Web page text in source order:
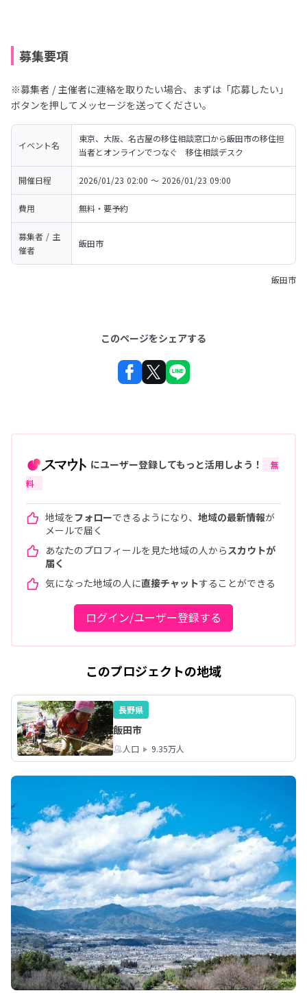
募集要項
※募集者 / 主催者に連絡を取りたい場合、まずは「応募したい」
ボタンを押してメッセージを送ってください。
イベント名
東京、大阪、名古屋の移住相談窓口から飯田市の移住担
当者とオンラインでつなぐ　移住相談デスク
開催日程 2026/01/23 02:00 〜 2026/01/23 09:00
費用 無料・要予約
募集者 / 主
催者
飯田市
飯田市
このページをシェアする
にユーザー登録してもっと活用しよう！
無
料
地域をフォローできるようになり、 地域の最新情報が
メールで届く
あなたのプロフィールを見た地域の人から スカウトが
届く
気になった地域の人に直接チャットすることができる
ログイン/ユーザー登録する
このプロジェクトの地域
長野県
飯田市
人口 9.35万人